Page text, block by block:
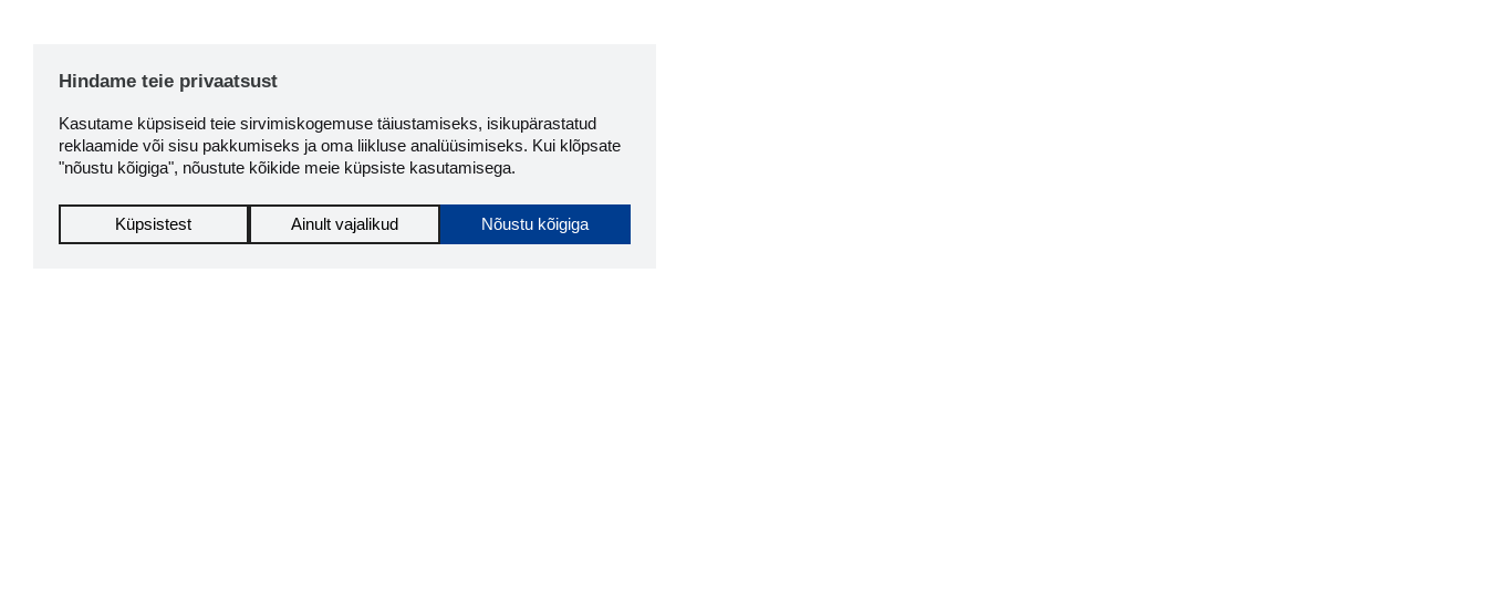
Hindame teie privaatsust
Kasutame küpsiseid teie sirvimiskogemuse täiustamiseks, isikupärastatud
reklaamide või sisu pakkumiseks ja oma liikluse analüüsimiseks. Kui klõpsate
"nõustu kõigiga", nõustute kõikide meie küpsiste kasutamisega.
Nõustu kõigiga
Küpsistest Ainult vajalikud